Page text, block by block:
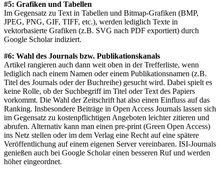
#5: Grafiken und Tabellen
Im Gegensatz zu Text in Tabellen und Bitmap-Grafiken (BMP,
JPEG, PNG, GIF, TIFF, etc.), werden lediglich Texte in
vektorbasierte Grafiken (z.B. SVG nach PDF exportiert) durch
Google Scholar indiziert.
#6: Wahl des Journals bzw. Publikationskanals
Artikel rangieren auch dann weit oben in der Trefferliste, wenn
lediglich nach einem Namen oder einem Publikationsnamen (z.B.
Titel des Journals oder der Buchreihe) gesucht wird. Dabei spielt es
keine Rolle, ob der Suchbegriff im Titel oder Text des Papiers
vorkommt. Die Wahl der Zeitschrift hat also einen Einfluss auf das
Ranking. Insbesondere Beiträge in Open Access Journals lassen sich
im Gegensatz zu kostenpflichtigen Angeboten leichter zitieren und
abrufen. Alternativ kann man einen pre-print (Green Open Access)
ins Netz stellen oder im dem Verlag eine Recht auf eine spätere
Veröffentlichung auf einem eigenen Server vereinbaren. ISI-Journals
genießen auch bei Google Scholar einen besseren Ruf und werden
höher eingeordnet.